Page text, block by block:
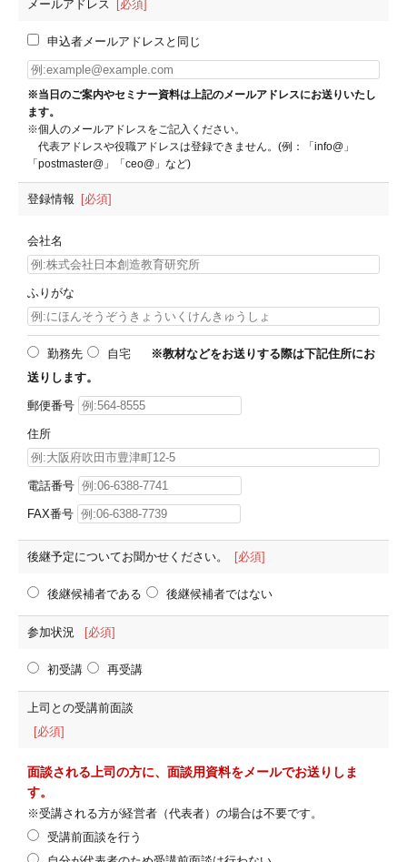
メールアドレス [必須]
申込者メールアドレスと同じ
※当日のご案内やセミナー資料は上記のメールアドレスにお送りいたし
ます。
※個人のメールアドレスをご記入ください。
代表アドレスや役職アドレスは登録できません。(例：「info@」
「postmaster@」「ceo@」など)
登録情報 [必須]
会社名
ふりがな
勤務先 自宅
※教材などをお送りする際は下記住所にお
送りします。
郵便番号
住所
電話番号
FAX番号
後継予定についてお聞かせください。 [必須]
後継候補者である 後継候補者ではない
参加状況 [必須]
初受講 再受講
上司との受講前面談
[必須]
面談される上司の方に、面談用資料をメールでお送りしま
す。
※受講される方が経営者（代表者）の場合は不要です。
受講前面談を行う